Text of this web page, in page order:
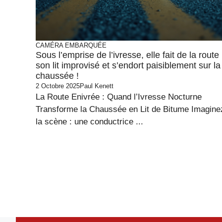
CAMÉRA EMBARQUÉE
Sous l’emprise de l’ivresse, elle fait de la route
son lit improvisé et s’endort paisiblement sur la
chaussée !
2 Octobre 2025Paul Kenett
La Route Enivrée : Quand l’Ivresse Nocturne
Transforme la Chaussée en Lit de Bitume
la scène : une conductrice ...